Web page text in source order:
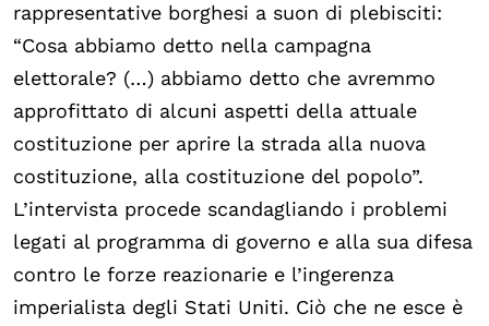
rappresentative borghesi a suon di plebisciti:
“Cosa abbiamo detto nella campagna
elettorale? (…) abbiamo detto che avremmo
approfittato di alcuni aspetti della attuale
costituzione per aprire la strada alla nuova
costituzione, alla costituzione del popolo”.
L’intervista procede scandagliando i problemi
legati al programma di governo e alla sua difesa
contro le forze reazionarie e l’ingerenza
imperialista degli Stati Uniti. Ciò che ne esce è